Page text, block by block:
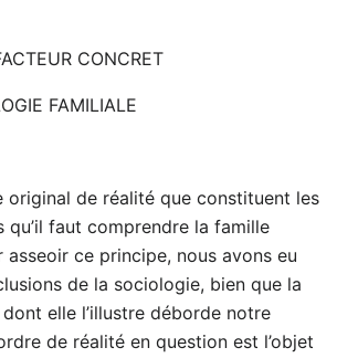
CONCRET
FAMILIALE
original de réalité que constituent les
qu’il faut comprendre la famille
asseoir ce principe, nous avons eu
de la sociologie, bien que la
elle l’illustre déborde notre
de réalité en question est l’objet